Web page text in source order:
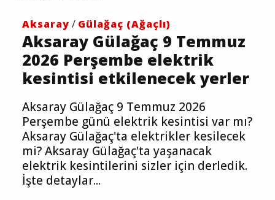
Aksaray / Gülağaç (Ağaçlı)
Aksaray Gülağaç 9 Temmuz
2026 Perşembe elektrik
kesintisi etkilenecek yerler
Aksaray Gülağaç 9 Temmuz 2026
Perşembe günü elektrik kesintisi var mı?
Aksaray Gülağaç'ta elektrikler kesilecek
mi? Aksaray Gülağaç'ta yaşanacak
elektrik kesintilerini sizler için derledik.
İşte detaylar...